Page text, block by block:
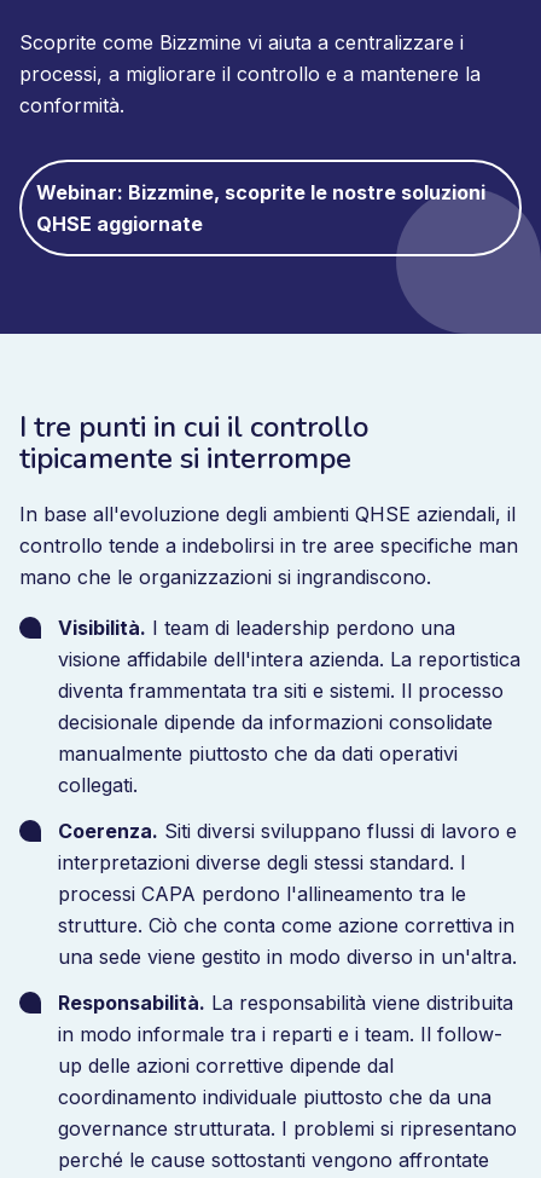
Scoprite come Bizzmine vi aiuta a centralizzare i
processi, a migliorare il controllo e a mantenere la
conformità.
Webinar: Bizzmine, scoprite le nostre soluzioni
QHSE aggiornate
I tre punti in cui il controllo
tipicamente si interrompe
In base all'evoluzione degli ambienti QHSE aziendali, il
controllo tende a indebolirsi in tre aree specifiche man
mano che le organizzazioni si ingrandiscono.
Visibilità. I team di leadership perdono una
visione affidabile dell'intera azienda. La reportistica
diventa frammentata tra siti e sistemi. Il processo
decisionale dipende da informazioni consolidate
manualmente piuttosto che da dati operativi
collegati.
Coerenza. Siti diversi sviluppano flussi di lavoro e
interpretazioni diverse degli stessi standard. I
processi CAPA perdono l'allineamento tra le
strutture. Ciò che conta come azione correttiva in
una sede viene gestito in modo diverso in un'altra.
Responsabilità. La responsabilità viene distribuita
in modo informale tra i reparti e i team. Il follow-
up delle azioni correttive dipende dal
coordinamento individuale piuttosto che da una
governance strutturata. I problemi si ripresentano
perché le cause sottostanti vengono affrontate